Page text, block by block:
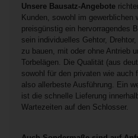
Unsere Bausatz-Angebote
Kunden, sowohl im
preisgünstig ein hervorragendes
sein individuelles Gehtor,
zu bauen, mit oder ohne Antrieb
Torbelägen. Die Qualität (aus
sowohl für den privaten wie auch
also allerbeste Ausführung. Ein
ist die schnelle Lieferung
Wartezeiten auf den Schlosser.